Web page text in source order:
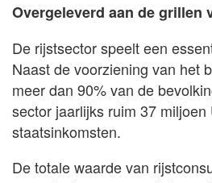
Overgeleverd aan de grillen
De rijstsector speelt een
Naast de voorziening van het
meer dan 90% van de
sector jaarlijks ruim 37 miljoen
staatsinkomsten.
De totale waarde van